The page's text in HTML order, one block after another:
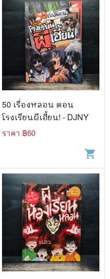
50 เรื่องหลอน ตอน
โรงเรียนผีเฮี้ยน! - DJNY
ราคา ฿60
shopping_cart